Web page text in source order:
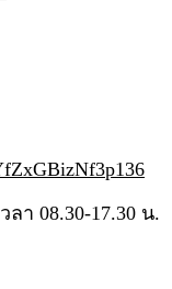
า 08.30-17.30 น.